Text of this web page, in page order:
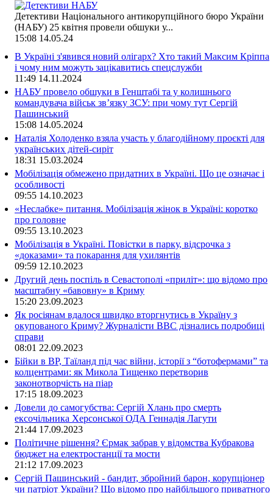
Детективи Національного антикорупційного бюро України
(НАБУ) 25 квітня провели обшуки у...
15:08 14.05.24
В Україні з'явився новий олігарх? Хто такий Максим Кріппа
і чому ним можуть зацікавитись спецслужби
11:49 14.11.2024
НАБУ провело обшуки в Генштабі та у колишнього
командувача військ зв’язку ЗСУ: при чому тут Сергій
Пашинський
15:08 14.05.2024
Наталія Холоденко взяла участь у благодійному проєкті для
українських дітей-сиріт
18:31 15.03.2024
Мобілізація обмежено придатних в Україні. Що це означає і
особливості
09:55 14.10.2023
«Неслабке» питання. Мобілізація жінок в Україні: коротко
про головне
09:55 13.10.2023
Мобілізація в Україні. Повістки в парку, відсрочка з
«доказами» та покарання для ухилянтів
09:59 12.10.2023
Другий день поспіль в Севастополі «приліт»: що відомо про
масштабну «бавовну» в Криму
15:20 23.09.2023
Як росіянам вдалося швидко вторгнутись в Україну з
окупованого Криму? Журналісти ВВС дізнались подробиці
справи
08:01 22.09.2023
Бійки в ВР, Таїланд під час війни, історії з “ботофермами” та
колцентрами: як Микола Тищенко перетворив
законотворчість на піар
17:15 18.09.2023
Довели до самогубства: Сергій Хлань про смерть
ексочільника Херсонської ОДА Геннадія Лагути
21:44 17.09.2023
Політичне рішення? Єрмак забрав у відомства Кубракова
бюджет на електростанції та мости
21:12 17.09.2023
Сергій Пашинський - бандит, збройний барон, корупціонер
чи патріот України? Що відомо про найбільшого приватного